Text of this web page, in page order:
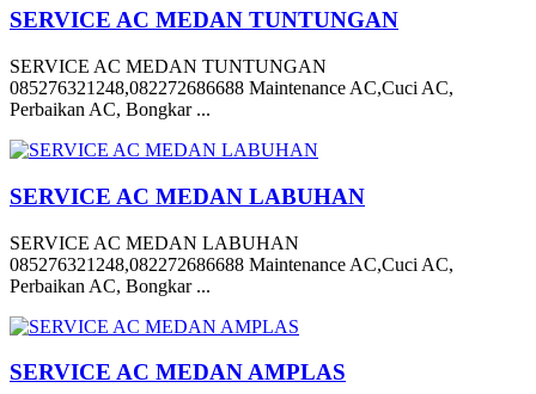
SERVICE AC MEDAN TUNTUNGAN
SERVICE AC MEDAN TUNTUNGAN
085276321248,082272686688 Maintenance AC,Cuci AC,
Perbaikan AC, Bongkar ...
SERVICE AC MEDAN LABUHAN
SERVICE AC MEDAN LABUHAN
085276321248,082272686688 Maintenance AC,Cuci AC,
Perbaikan AC, Bongkar ...
SERVICE AC MEDAN AMPLAS